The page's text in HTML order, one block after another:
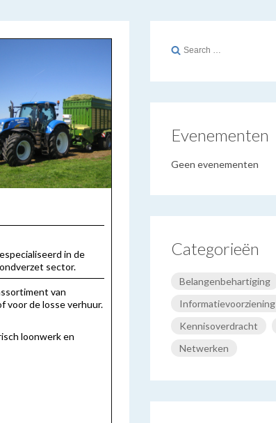
in de
sector.
van
voor de losse verhuur.
loonwerk en
Search
Evenementen
Geen evenementen
Categorieën
Belangenbehartiging
Informatievoorziening
Kennisoverdracht
Netwerken